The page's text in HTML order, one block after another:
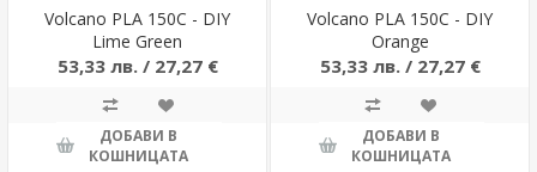
Volcano PLA 150C - DIY
Lime Green
53,33 лв. / 27,27 €
ДОБАВИ В
КОШНИЦАТА
Volcano PLA 150C - DIY
Orange
53,33 лв. / 27,27 €
ДОБАВИ В
КОШНИЦАТА